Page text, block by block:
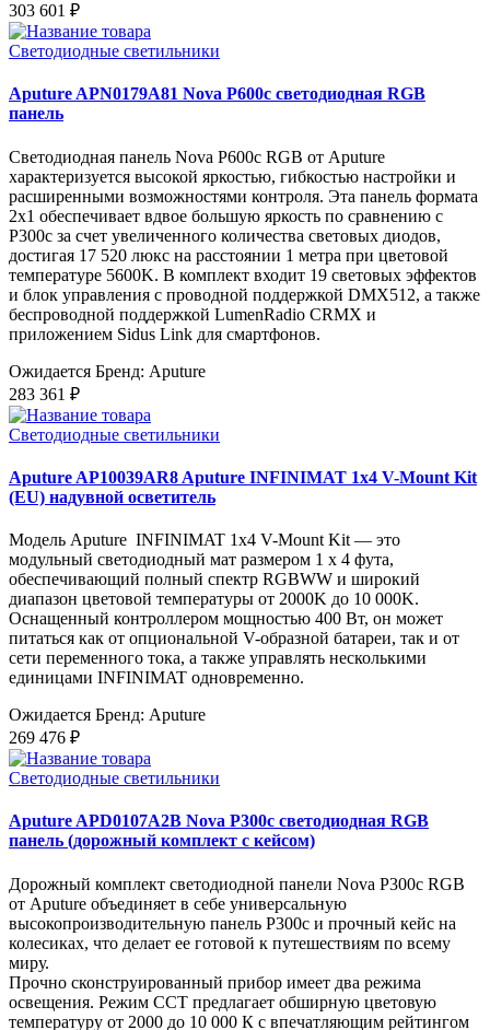
303 601 ₽
Светодиодные светильники
Aputure APN0179A81 Nova P600c светодиодная RGB
панель
Светодиодная панель Nova P600c RGB от Aputure
характеризуется высокой яркостью, гибкостью настройки и
расширенными возможностями контроля. Эта панель формата
2x1 обеспечивает вдвое большую яркость по сравнению с
P300c за счет увеличенного количества световых диодов,
достигая 17 520 люкс на расстоянии 1 метра при цветовой
температуре 5600K. В комплект входит 19 световых эффектов
и блок управления с проводной поддержкой DMX512, а также
беспроводной поддержкой LumenRadio CRMX и
приложением Sidus Link для смартфонов.
Ожидается Бренд: Aputure
283 361 ₽
Светодиодные светильники
Aputure AP10039AR8 Aputure INFINIMAT 1x4 V-Mount Kit
(EU) надувной осветитель
Модель Aputure INFINIMAT 1x4 V-Mount Kit — это
модульный светодиодный мат размером 1 x 4 фута,
обеспечивающий полный спектр RGBWW и широкий
диапазон цветовой температуры от 2000K до 10 000K.
Оснащенный контроллером мощностью 400 Вт, он может
питаться как от опциональной V-образной батареи, так и от
сети переменного тока, а также управлять несколькими
единицами INFINIMAT одновременно.
Ожидается Бренд: Aputure
269 476 ₽
Светодиодные светильники
Aputure APD0107A2B Nova P300c светодиодная RGB
панель (дорожный комплект с кейсом)
Дорожный комплект светодиодной панели Nova P300c RGB
от Aputure объединяет в себе универсальную
высокопроизводительную панель P300c и прочный кейс на
колесиках, что делает ее готовой к путешествиям по всему
миру.
Прочно сконструированный прибор имеет два режима
освещения. Режим CCT предлагает обширную цветовую
температуру от 2000 до 10 000 К с впечатляющим рейтингом